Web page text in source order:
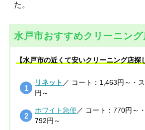
た。
水戸市おすすめクリーニング
【水戸市の近くて安いクリーニング店探
リネット ／ コート：1,463円～・
円～
ホワイト急便 ／ コート：770円～
792円～